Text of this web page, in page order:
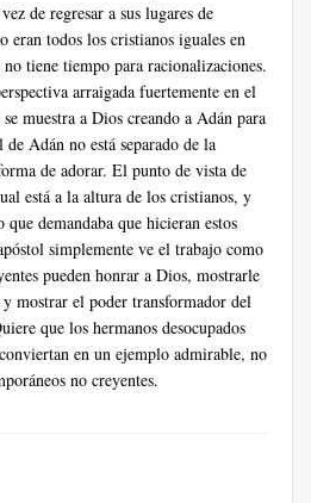
de regresar a sus lugares de
todos los cristianos iguales en
tiene tiempo para racionalizaciones.
arraigada fuertemente en el
muestra a Dios creando a Adán para
Adán no está separado de la
de adorar. El punto de vista de
está a la altura de los cristianos, y
demandaba que hicieran estos
simplemente ve el trabajo como
pueden honrar a Dios, mostrarle
mostrar el poder transformador del
que los hermanos desocupados
en un ejemplo admirable, no
no creyentes.